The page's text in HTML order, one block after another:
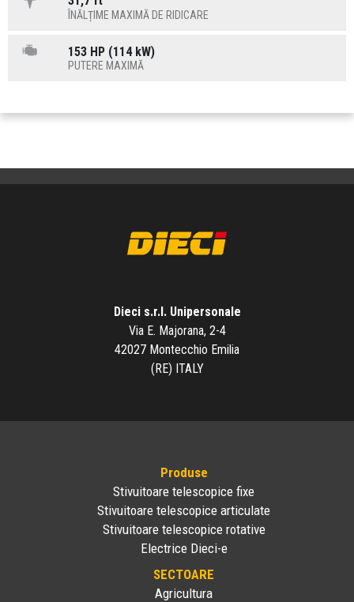
ÎNĂLȚIME MAXIMĂ DE RIDICARE
153 HP (114 kW)
PUTERE MAXIMĂ
Dieci s.r.l. Unipersonale
Via E. Majorana, 2-4
42027 Montecchio Emilia
(RE) ITALY
Produse
Stivuitoare telescopice fixe
Stivuitoare telescopice articulate
Stivuitoare telescopice rotative
Electrice Dieci-e
SECTOARE
Agricultura